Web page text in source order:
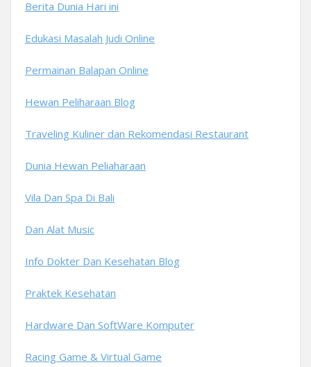
Berita Dunia Hari ini
Edukasi Masalah Judi Online
Permainan Balapan Online
Hewan Peliharaan Blog
Traveling Kuliner dan Rekomendasi Restaurant
Dunia Hewan Peliaharaan
Vila Dan Spa Di Bali
Dan Alat Music
Info Dokter Dan Kesehatan Blog
Praktek Kesehatan
Hardware Dan SoftWare Komputer
Racing Game & Virtual Game